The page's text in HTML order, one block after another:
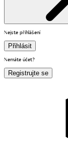
Nejste přihlášení
Přihlásit
Nemáte účet?
Registrujte se